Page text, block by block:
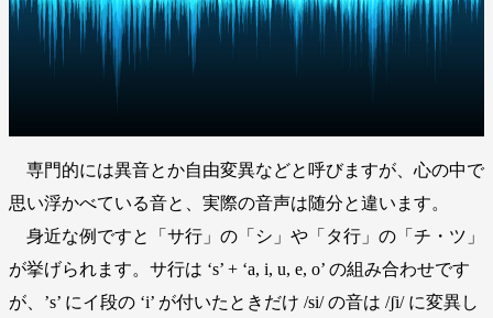
専門的には異音とか自由変異などと呼びますが、心の中で
思い浮かべている音と、実際の音声は随分と違います。
身近な例ですと「サ行」の「シ」や「タ行」の「チ・ツ」
が挙げられます。サ行は ‘s’ + ‘a, i, u, e, o’ の組み合わせです
が、’s’ にイ段の ‘i’ が付いたときだけ /si/ の音は /ʃi/ に変異し